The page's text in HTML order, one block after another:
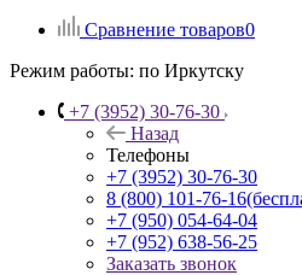
Сравнение товаров0
Режим работы: по Иркутску
+7 (3952) 30-76-30
Назад
Телефоны
+7 (3952) 30-76-30
8 (800) 101-76-16
+7 (950) 054-64-04
+7 (952) 638-56-25
Заказать звонок